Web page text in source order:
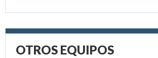
OTROS EQUIPOS